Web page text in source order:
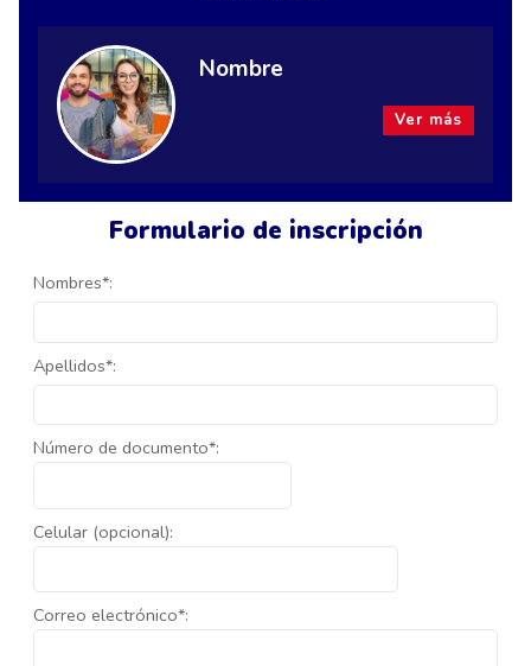
Formulario de inscripción
Nombres*:
Apellidos*:
Número de documento*:
Celular (opcional):
Correo electrónico*:
Nombre
Ver más